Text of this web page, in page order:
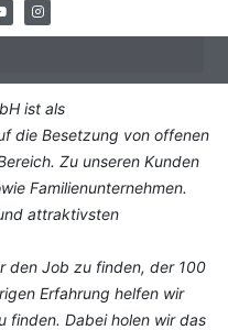
ist als
die Besetzung von offenen
Zu unseren Kunden
Familienunternehmen.
attraktivsten
den Job zu finden, der 100
Erfahrung helfen wir
finden. Dabei holen wir das